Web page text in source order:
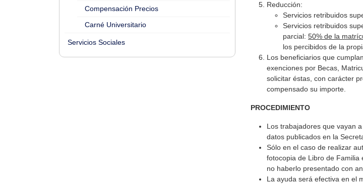
Compensación Precios
Carné Universitario
Servicios Sociales
Reducción:
Servicios retribuidos
Servicios retribuidos
parcial: 50% de la
los percibidos de la
Los beneficiarios que
exenciones por Becas,
solicitar éstas, con carácter
compensado su importe.
PROCEDIMIENTO
Los trabajadores que vayan
datos publicados en la
Sólo en el caso de realizar
fotocopia de Libro de Familia
no haberlo presentado con
La ayuda será efectiva en el